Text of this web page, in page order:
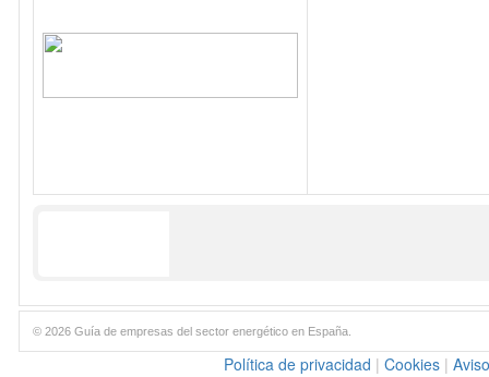
© 2026 Guía de empresas del sector energético en España.
Política de privacidad | Cookies |